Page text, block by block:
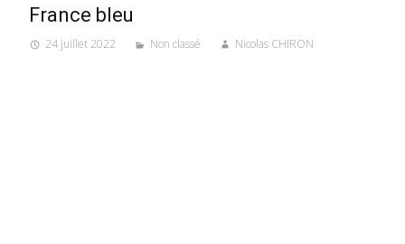
France bleu
24 juillet 2022 Non classé Nicolas CHIRON